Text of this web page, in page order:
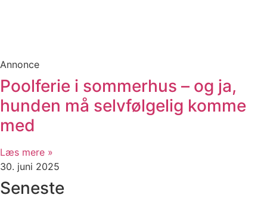
Annonce
Poolferie i sommerhus – og ja,
hunden må selvfølgelig komme
med
Læs mere »
30. juni 2025
Seneste